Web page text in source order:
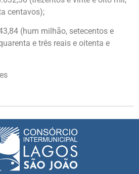
centavos);
(hum milhão, setecentos e
e três reais e oitenta e